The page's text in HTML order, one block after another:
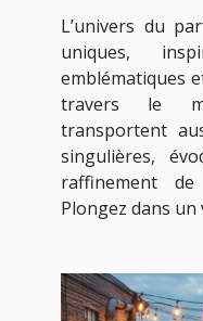
L’univers du
uniques,
emblématiques
travers le
transportent
singulières,
raffinement de
Plongez dans un